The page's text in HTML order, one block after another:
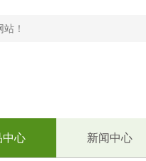
！
中心 新闻中心